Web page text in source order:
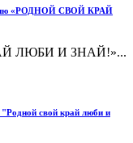
«РОДНОЙ СВОЙ КРАЙ
ЛЮБИ И ЗНАЙ!»...
"Родной свой край люби и